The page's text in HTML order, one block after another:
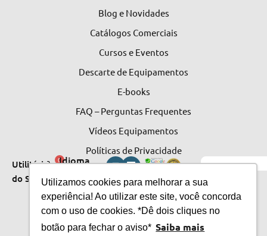
Utilizamos cookies para melhorar a sua
experiência! Ao utilizar este site, você concorda
com o uso de cookies. *Dê dois cliques no
botão para fechar o aviso* Saiba mais
Blog e Novidades
Catálogos Comerciais
Cursos e Eventos
Descarte de Equipamentos
E-books
FAQ – Perguntas Frequentes
Vídeos Equipamentos
Políticas de Privacidade
Utilitários
do Site
0Idioma
do
Site